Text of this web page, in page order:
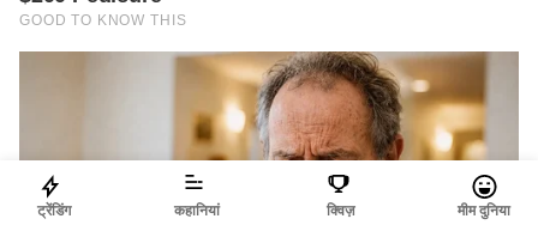
ट्रेंडिंग कहानियां क्विज़ मीम दुनिया